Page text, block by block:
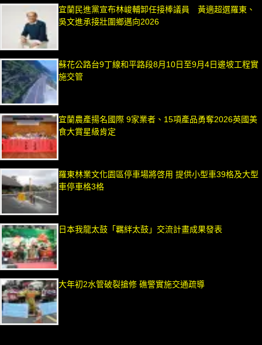
宜蘭民進黨宣布林峻輔卸任接棒議員 黃適超選羅東、
吳文進承接壯圍鄉邁向2026
蘇花公路台9丁線和平路段8月10日至9月4日邊坡工程實
施交管
宜蘭農產揚名國際 9家業者、15項產品勇奪2026英國美
食大賞星級肯定
羅東林業文化園區停車場將啓用 提供小型車39格及大型
車停車格3格
日本我龍太鼓「羈絆太鼓」交流計畫成果發表
大年初2水管破裂搶修 礁警實施交通疏導